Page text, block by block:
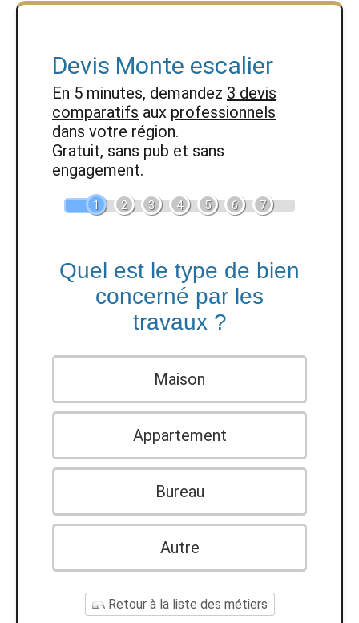
Devis Monte escalier
En 5 minutes, demandez 3 devis
comparatifs aux professionnels
dans votre région.
Gratuit, sans pub et sans
engagement.
1 2 3 4 5 6 7
Quel est le type de bien
concerné par les
travaux ?
Maison
Appartement
Bureau
Autre
Retour à la liste des métiers